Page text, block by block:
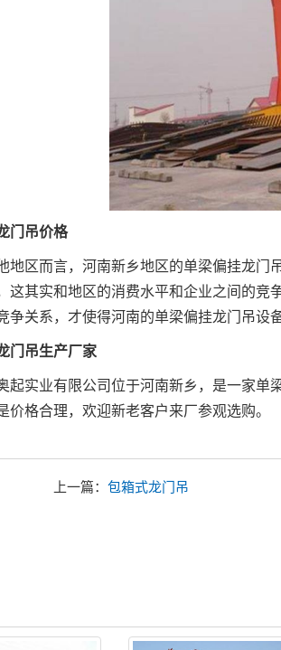
吊价格
区而言，河南新乡地区的单梁偏挂龙门
这其实和地区的消费水平和企业之间的
争关系，才使得河南的单梁偏挂龙门吊
吊生产厂家
实业有限公司位于河南新乡，是一家单
价格合理，欢迎新老客户来厂参观选购。
上一篇：包箱式龙门吊